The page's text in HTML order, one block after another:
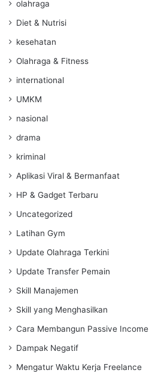
olahraga
Diet & Nutrisi
kesehatan
Olahraga & Fitness
international
UMKM
nasional
drama
kriminal
Aplikasi Viral & Bermanfaat
HP & Gadget Terbaru
Uncategorized
Latihan Gym
Update Olahraga Terkini
Update Transfer Pemain
Skill Manajemen
Skill yang Menghasilkan
Cara Membangun Passive Income
Dampak Negatif
Mengatur Waktu Kerja Freelance